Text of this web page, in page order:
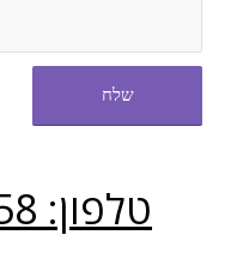
טלפון: 054-5272558